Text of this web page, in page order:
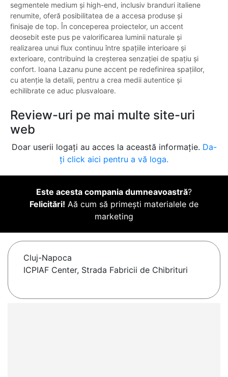
segmentele medium și high-end, inclusiv branduri italiene
renumite, oferă posibilitatea de a accesa produse și
finisaje de top. În conceperea proiectelor, un accent
deosebit este pus pe valorificarea luminii naturale și
realizarea unui flux continuu între spațiile interioare și
exterioare, contribuind la creșterea senzației de spațiu și
confort. Ioana Lazanu pune accent pe redefinirea spațiilor,
cu atenție la detalii, pentru a crea medii autentice și
echilibrate ce aduc plusvaloare.
Review-uri pe mai multe site-uri
web
Doar userii logați au acces la această informație. Da-
ți click aici pentru a vă loga.
Este acesta compania dumneavoastră?
Felicitări! Aă cum să primești materialele de
marketing
Cluj-Napoca
ICPIAF Center, Strada Fabricii de Chibrituri